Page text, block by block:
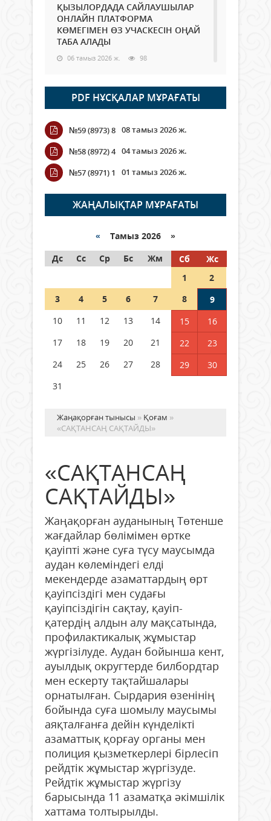
ҚЫЗЫЛОРДАДА САЙЛАУШЫЛАР
ОНЛАЙН ПЛАТФОРМА
КӨМЕГІМЕН ӨЗ УЧАСКЕСІН ОҢАЙ
ТАБА АЛАДЫ
06 тамыз 2026 ж. 98
Open Air: Қызылорда облысы
полиция департаменті 20
мыңнан астам көрерменнің
қауіпсіздігін қамтамасыз етті
06 тамыз 2026 ж.
Wi-Fi ҚАБЫРҒА АРҚЫЛЫ ҚАЛАЙ
ӨТЕДІ?
06 тамыз 2026 ж. 276
граждане Казахстана,
05 тамыз 2026 ж. 157
Шетелде жүрген Қазақстан
азаматтары қалай дауыс бере
PDF НҰСҚАЛАР МҰРАҒАТЫ
№59 (8973) 8 08 тамыз 2026 ж.
№58 (8972) 4 04 тамыз 2026 ж.
№57 (8971) 1
01 тамыз 2026 ж.
ЖАҢАЛЫҚТАР МҰРАҒАТЫ
« Тамыз 2026 »
Дс
Сс Ср Бс Жм Сб
Жс
1
2
3
4 5 6 7 8
9
10
11 12 13 14 15
16
17
18 19 20 21 22
23
24
25 26 27 28 29
30
31
Жаңақорған тынысы » Қоғам »
«САҚТАНСАҢ САҚТАЙДЫ»
«САҚТАНСАҢ
САҚТАЙДЫ»
Жаңақорған ауданының Төтенше
жағдайлар бөлімімен өртке
қауіпті және суға түсу маусымда
аудан көлеміндегі елді
мекендерде азаматтардың өрт
қауіпсіздігі мен судағы
қауіпсіздігін сақтау, қауіп-
қатердің алдын алу мақсатында,
профилактикалық жұмыстар
жүргізілуде. Аудан бойынша кент,
ауылдық округтерде билбордтар
мен ескерту тақтайшалары
орнатылған. Сырдария өзенінің
бойында суға шомылу маусымы
аяқталғанға дейін күнделікті
азаматтық қорғау органы мен
полиция қызметкерлері бірлесіп
рейдтік жұмыстар жүргізуде.
Рейдтік жұмыстар жүргізу
барысында 11 азаматқа әкімшілік
хаттама толтырылды.